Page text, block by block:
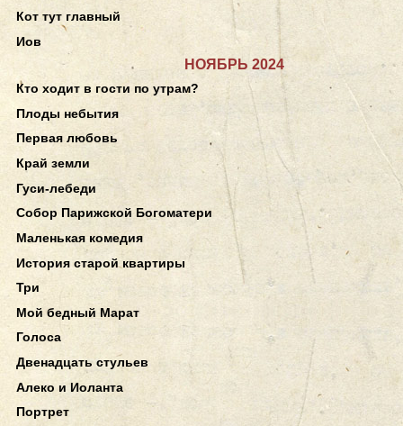
Кот тут главный
Иов
НОЯБРЬ 2024
Кто ходит в гости по утрам?
Плоды небытия
Первая любовь
Край земли
Гуси-лебеди
Собор Парижской Богоматери
Маленькая комедия
История старой квартиры
Три
Мой бедный Марат
Голоса
Двенадцать стульев
Алеко и Иоланта
Портрет